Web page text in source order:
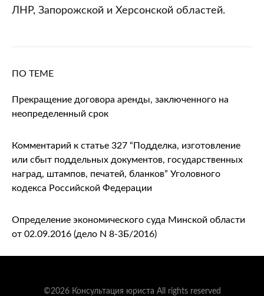
ЛНР, Запорожской и Херсонской областей.
ПО ТЕМЕ
Прекращение договора аренды, заключенного на
неопределенный срок
Комментарий к статье 327 “Подделка, изготовление
или сбыт поддельных документов, государственных
наград, штампов, печатей, бланков” Уголовного
кодекса Российской Федерации
Определение экономического суда Минской области
от 02.09.2016 (дело N 8-3Б/2016)
©2026 Консультация юриста All rights reserved